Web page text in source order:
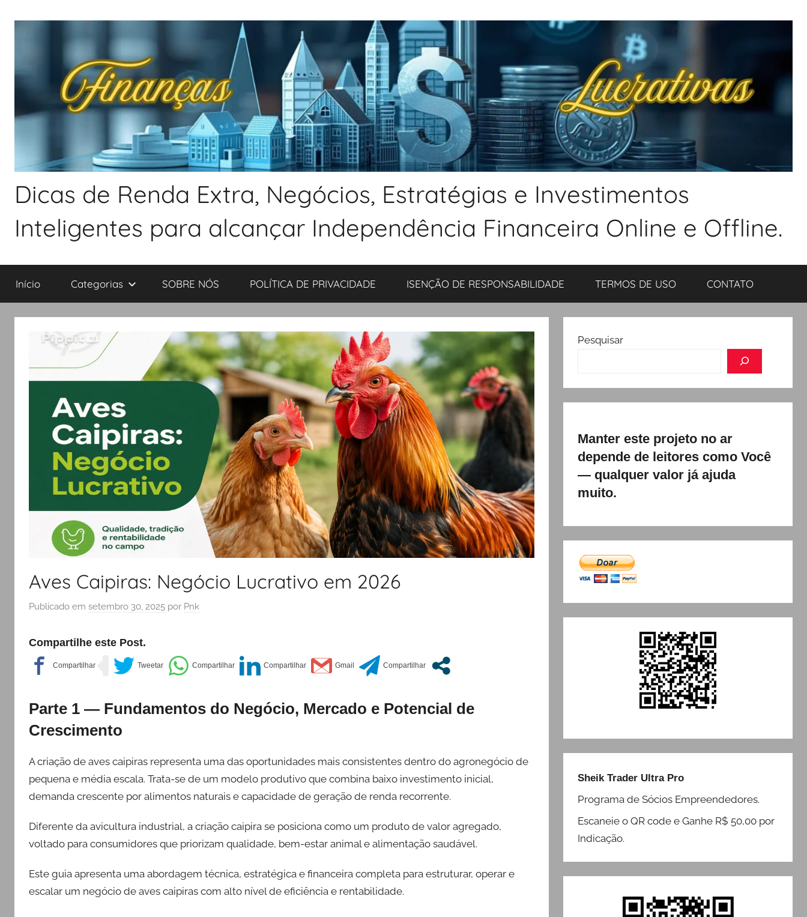
Dicas de Renda Extra, Negócios, Estratégias e Investimentos
Inteligentes para alcançar Independência Financeira Online e Offline.
Início Categorias SOBRE NÓS POLÍTICA DE PRIVACIDADE ISENÇÃO DE RESPONSABILIDADE TERMOS DE USO CONTATO
Aves Caipiras: Negócio Lucrativo em 2026
Publicado em setembro 30, 2025 por Pnk
Compartilhe este Post.
Parte 1 — Fundamentos do Negócio, Mercado e Potencial de
Crescimento
A criação de aves caipiras representa uma das oportunidades mais consistentes dentro do agronegócio de
pequena e média escala. Trata-se de um modelo produtivo que combina baixo investimento inicial,
demanda crescente por alimentos naturais e capacidade de geração de renda recorrente.
Diferente da avicultura industrial, a criação caipira se posiciona como um produto de valor agregado,
voltado para consumidores que priorizam qualidade, bem-estar animal e alimentação saudável.
Este guia apresenta uma abordagem técnica, estratégica e financeira completa para estruturar, operar e
escalar um negócio de aves caipiras com alto nível de eficiência e rentabilidade.
Pesquisar
Manter este projeto no ar
depende de leitores como Você
— qualquer valor já ajuda
muito.
Sheik Trader Ultra Pro
Programa de Sócios Empreendedores.
Escaneie o QR code e Ganhe R$ 50,00 por
Indicação.